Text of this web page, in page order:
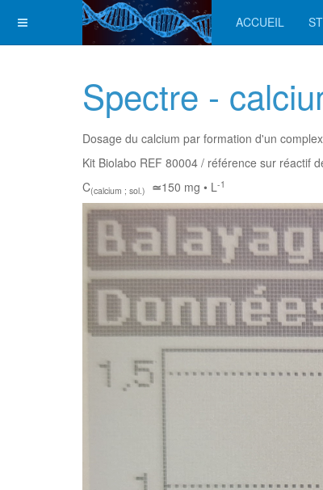
ACCUEIL
Spectre -
Dosage du calcium par formation d'un
Kit Biolabo REF 80004 / référence sur réactif
C(calcium ; sol.) ≃150 mg • L-1